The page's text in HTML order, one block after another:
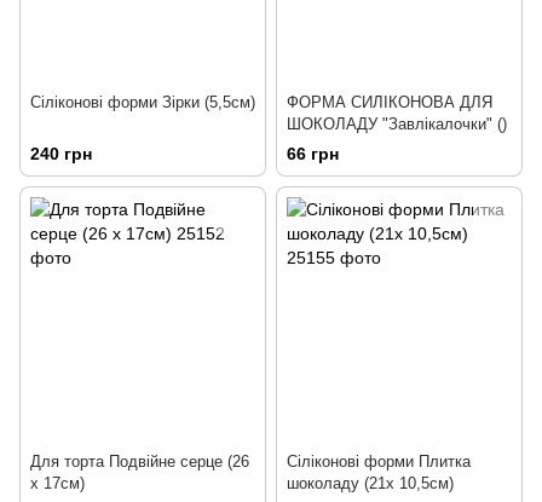
Сіліконові форми Зірки (5,5см)
240 грн
ФОРМА СИЛІКОНОВА ДЛЯ
ШОКОЛАДУ "Завлікалочки" ()
66 грн
Для торта Подвійне серце (26
х 17см)
Сіліконові форми Плитка
шоколаду (21х 10,5см)